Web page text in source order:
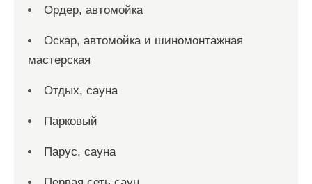
Ордер, автомойка
Оскар, автомойка и шиномонтажная
мастерская
Отдых, сауна
Парковый
Парус, сауна